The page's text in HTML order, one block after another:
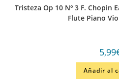
Tristeza Op 10 Nº 3 F. Chopin
Flute Piano
5,99
Añadir al